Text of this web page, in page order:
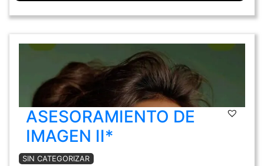
ASESORAMIENTO DE
IMAGEN II*
SIN CATEGORIZAR